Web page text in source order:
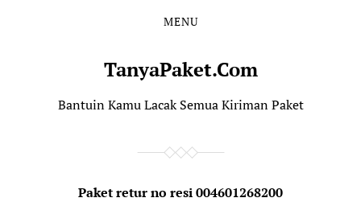
MENU
TanyaPaket.Com
Bantuin Kamu Lacak Semua Kiriman Paket
Paket retur no resi 004601268200